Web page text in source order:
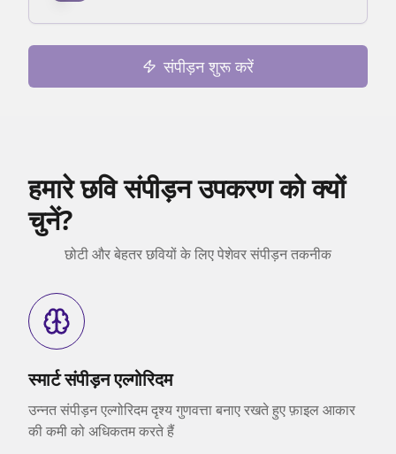
संपीड़न शुरू करें
हमारे छवि संपीड़न उपकरण को क्यों
चुनें?
छोटी और बेहतर छवियों के लिए पेशेवर संपीड़न तकनीक
स्मार्ट संपीड़न एल्गोरिदम
उन्नत संपीड़न एल्गोरिदम दृश्य गुणवत्ता बनाए रखते हुए फ़ाइल आकार
की कमी को अधिकतम करते हैं